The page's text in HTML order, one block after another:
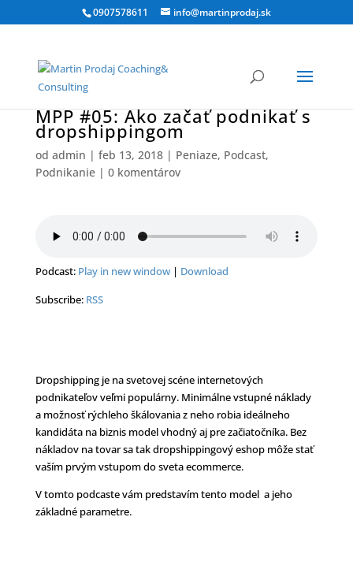
0907578611 info@martinprodaj.sk
MPP #05: Ako začať podnikať s
dropshippingom
od admin | feb 13, 2018| Peniaze, Podcast,
Podnikanie| 0 komentárov
Podcast: Play in new window| Download
Subscribe: RSS
Dropshipping je na svetovej scéne internetových
podnikateľov veľmi populárny. Minimálne vstupné náklady
a možnosť rýchleho škálovania z neho robia ideálneho
kandidáta na biznis model vhodný aj pre začiatočníka. Bez
nákladov na tovar sa tak dropshippingový eshop môže stať
vaším prvým vstupom do sveta ecommerce.
V tomto podcaste vám predstavím tento model a jeho
základné parametre.